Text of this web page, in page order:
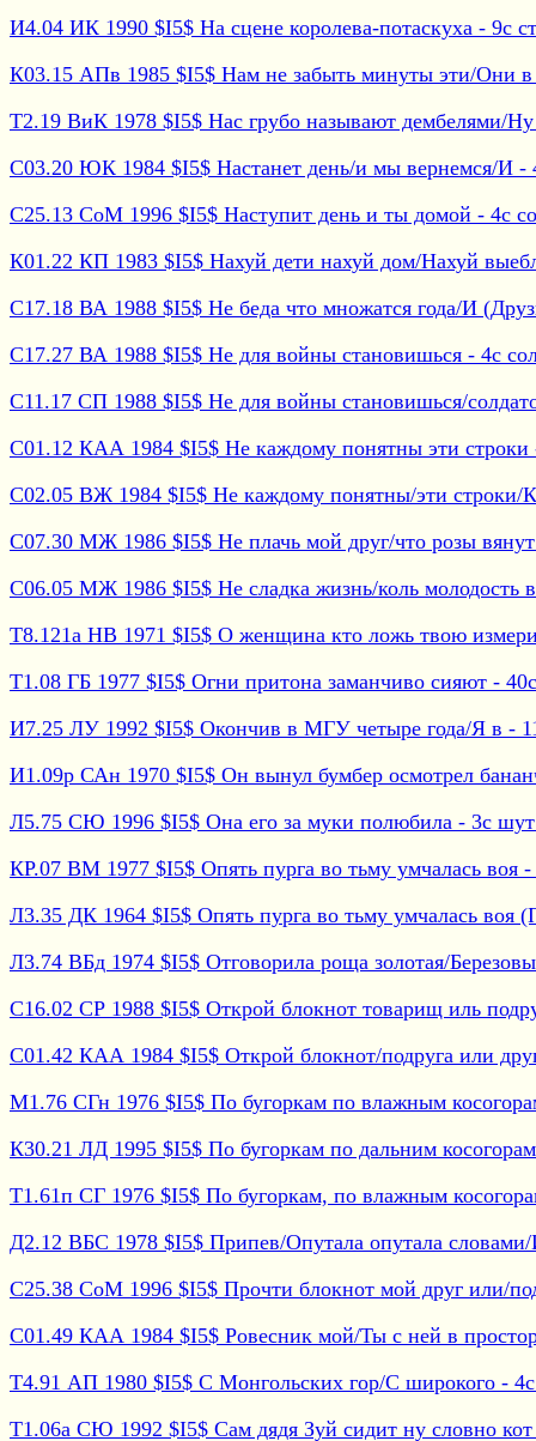
И4.04 ИК 1990 $I5$ На сцене королева-потаскуха - 9с
К03.15 АПв 1985 $I5$ Нам не забыть минуты эти/Они в
Т2.19 ВиК 1978 $I5$ Нас грубо называют дембелями/
С03.20 ЮК 1984 $I5$ Настанет день/и мы вернемся/И -
С25.13 СоМ 1996 $I5$ Наступит день и ты домой - 4с
К01.22 КП 1983 $I5$ Нахуй дети нахуй дом/Нахуй
С17.18 ВА 1988 $I5$ Не беда что множатся года/И
С17.27 ВА 1988 $I5$ Не для войны становишься - 4с
С11.17 СП 1988 $I5$ Не для войны становишься/
С01.12 КАА 1984 $I5$ Не каждому понятны эти строки
С02.05 ВЖ 1984 $I5$ Не каждому понятны/эти строки/
С07.30 МЖ 1986 $I5$ Не плачь мой друг/что розы
С06.05 МЖ 1986 $I5$ Не сладка жизнь/коль молодость
Т8.121а НВ 1971 $I5$ О женщина кто ложь твою
Т1.08 ГБ 1977 $I5$ Огни притона заманчиво сияют -
И7.25 ЛУ 1992 $I5$ Окончив в МГУ четыре года/Я в -
И1.09р САн 1970 $I5$ Он вынул бумбер осмотрел
Л5.75 СЮ 1996 $I5$ Она его за муки полюбила - 3с
КР.07 ВМ 1977 $I5$ Опять пурга во тьму умчалась воя -
Л3.35 ДК 1964 $I5$ Опять пурга во тьму умчалась воя
Л3.74 ВБд 1974 $I5$ Отговорила роща золотая/
С16.02 СР 1988 $I5$ Открой блокнот товарищ иль
С01.42 КАА 1984 $I5$ Открой блокнот/подруга или
М1.76 СГн 1976 $I5$ По бугоркам по влажным
К30.21 ЛД 1995 $I5$ По бугоркам по дальним
Т1.61п СГ 1976 $I5$ По бугоркам, по влажным
Д2.12 ВБС 1978 $I5$ Припев/Опутала опутала
С25.38 СоМ 1996 $I5$ Прочти блокнот мой друг или/
С01.49 КАА 1984 $I5$ Ровесник мой/Ты с ней в
Т4.91 АП 1980 $I5$ С Монгольских гор/С широкого -
Т1.06а СЮ 1992 $I5$ Сам дядя Зуй сидит ну словно кот